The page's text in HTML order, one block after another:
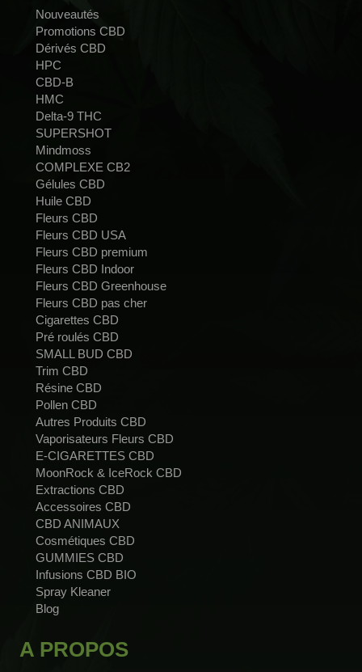
Nouveautés
Promotions CBD
Dérivés CBD
HPC
CBD-B
HMC
Delta-9 THC
SUPERSHOT
Mindmoss
COMPLEXE CB2
Gélules CBD
Huile CBD
Fleurs CBD
Fleurs CBD USA
Fleurs CBD premium
Fleurs CBD Indoor
Fleurs CBD Greenhouse
Fleurs CBD pas cher
Cigarettes CBD
Pré roulés CBD
SMALL BUD CBD
Trim CBD
Résine CBD
Pollen CBD
Autres Produits CBD
Vaporisateurs Fleurs CBD
E-CIGARETTES CBD
MoonRock & IceRock CBD
Extractions CBD
Accessoires CBD
CBD ANIMAUX
Cosmétiques CBD
GUMMIES CBD
Infusions CBD BIO
Spray Kleaner
Blog
A PROPOS